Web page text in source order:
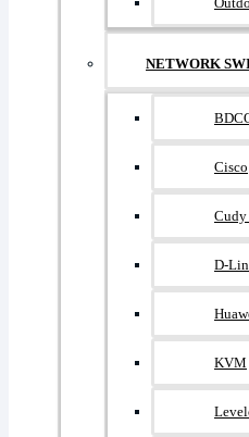
NETWORK
Cisco
Cudy
D-
KVM